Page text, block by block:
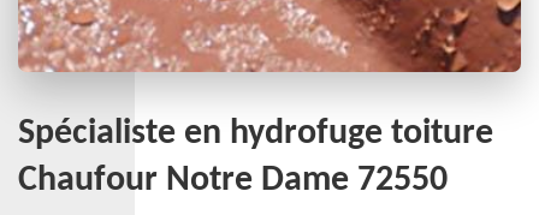
Spécialiste en hydrofuge toiture
Chaufour Notre Dame 72550